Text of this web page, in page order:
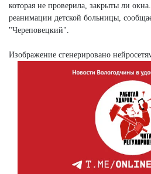
которая не проверила, закрыты ли
реанимации детской больницы,
"Череповецкий".
Изображение сгенерировано